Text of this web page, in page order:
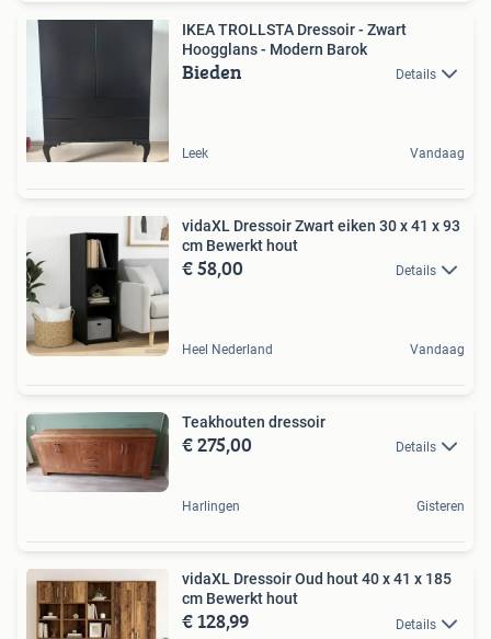
IKEA TROLLSTA Dressoir - Zwart
Hoogglans - Modern Barok
Bieden Details
Leek Vandaag
vidaXL Dressoir Zwart eiken 30 x 41 x 93
cm Bewerkt hout
€ 58,00 Details
Heel Nederland Vandaag
Teakhouten dressoir
€ 275,00 Details
Harlingen Gisteren
vidaXL Dressoir Oud hout 40 x 41 x 185
cm Bewerkt hout
€ 128,99 Details